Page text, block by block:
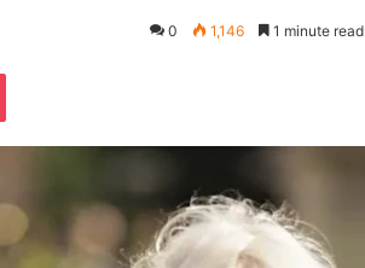
0 1,146 1 minute read